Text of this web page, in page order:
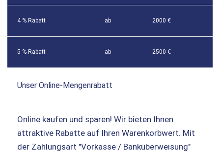
4 % Rabatt ab 2000 €
5 % Rabatt ab 2500 €
Unser Online-Mengenrabatt
Online kaufen und sparen! Wir bieten Ihnen
attraktive Rabatte auf Ihren Warenkorbwert. Mit
der Zahlungsart "Vorkasse / Banküberweisung"